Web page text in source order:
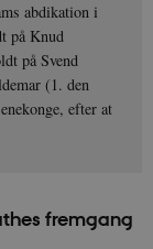
abdikation i
på Knud
på Svend
(1. den
efter at
fremgang